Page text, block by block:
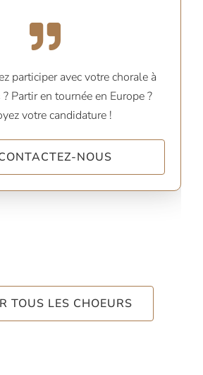
participer avec votre chorale à
Partir en tournée en Europe ?
votre candidature !
NOUS
TOUS LES CHOEURS